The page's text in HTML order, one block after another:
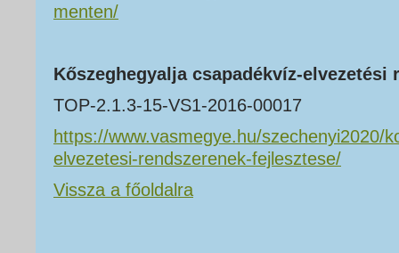
menten/
Kőszeghegyalja csapadékvíz-elvezetési
TOP-2.1.3-15-VS1-2016-00017
https://www.vasmegye.hu/szechenyi2020/
elvezetesi-rendszerenek-fejlesztese/
Vissza a főoldalra